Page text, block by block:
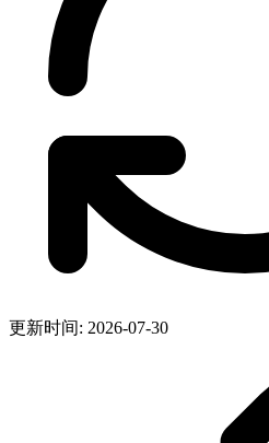
更新时间: 2026-07-30